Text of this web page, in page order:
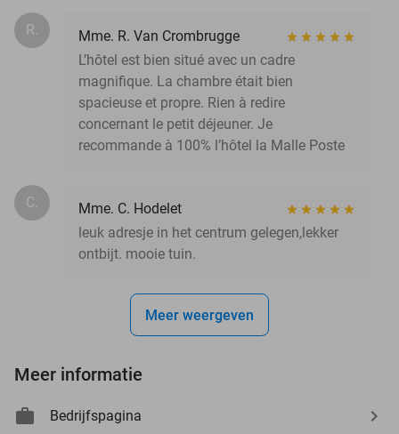
R.
Mme. R. Van Crombrugge
L’hôtel est bien situé avec un cadre
magnifique. La chambre était bien
spacieuse et propre. Rien à redire
concernant le petit déjeuner. Je
recommande à 100% l’hôtel la Malle Poste
C.
Mme. C. Hodelet
leuk adresje in het centrum gelegen,lekker
ontbijt. mooie tuin.
Meer weergeven
Meer informatie
Bedrijfspagina